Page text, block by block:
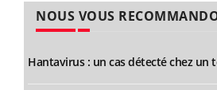
NOUS VOUS
Hantavirus : un cas détecté chez un